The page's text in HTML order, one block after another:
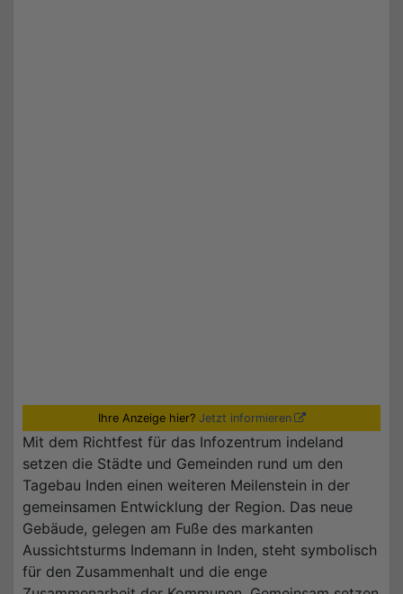
Ihre Anzeige hier? Jetzt informieren
Mit dem Richtfest für das Infozentrum indeland
setzen die Städte und Gemeinden rund um den
Tagebau Inden einen weiteren Meilenstein in der
gemeinsamen Entwicklung der Region. Das neue
Gebäude, gelegen am Fuße des markanten
Aussichtsturms Indemann in Inden, steht symbolisch
für den Zusammenhalt und die enge